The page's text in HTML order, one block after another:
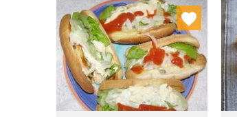
Dodaj do ulubionych
Wybierz listę: